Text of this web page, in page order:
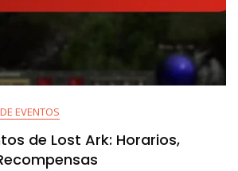
EVENTOS
de Lost Ark: Horarios,